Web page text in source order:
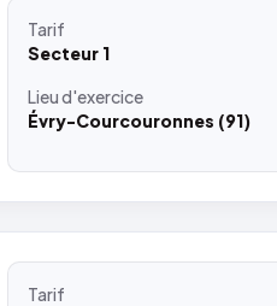
Tarif
Secteur 1
Lieud'exercice
Évry-Courcouronnes (91)
Tarif